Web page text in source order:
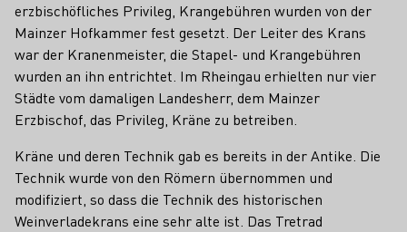
erzbischöfliches Privileg, Krangebühren wurden von der
Mainzer Hofkammer fest gesetzt. Der Leiter des Krans
war der Kranenmeister, die Stapel- und Krangebühren
wurden an ihn entrichtet. Im Rheingau erhielten nur vier
Städte vom damaligen Landesherr, dem Mainzer
Erzbischof, das Privileg, Kräne zu betreiben.
Kräne und deren Technik gab es bereits in der Antike. Die
Technik wurde von den Römern übernommen und
modifiziert, so dass die Technik des historischen
Weinverladekrans eine sehr alte ist. Das Tretrad